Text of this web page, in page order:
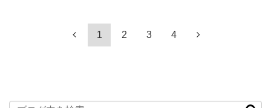
1 2 3 4